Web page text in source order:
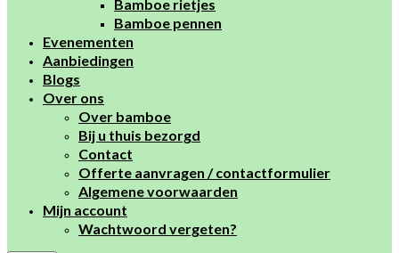
Bamboe rietjes
Bamboe pennen
Evenementen
Aanbiedingen
Blogs
Over ons
Over bamboe
Bij u thuis bezorgd
Contact
Offerte aanvragen / contactformulier
Algemene voorwaarden
Mijn account
Wachtwoord vergeten?